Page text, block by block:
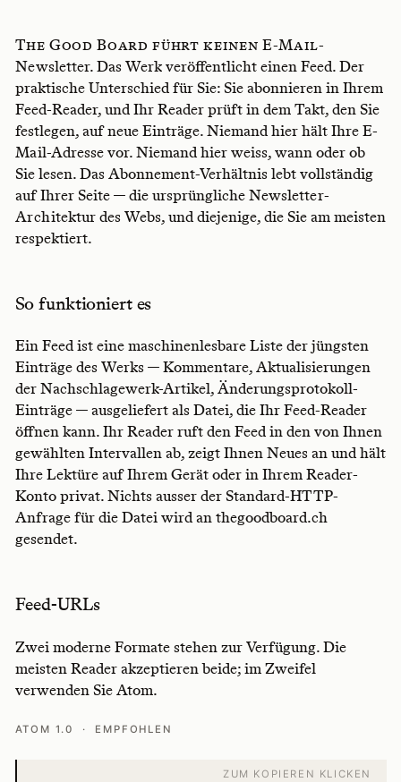
The Good Board führt keinen E-Mail-
Newsletter. Das Werk veröffentlicht einen Feed. Der
praktische Unterschied für Sie: Sie abonnieren in Ihrem
Feed-Reader, und Ihr Reader prüft in dem Takt, den Sie
festlegen, auf neue Einträge. Niemand hier hält Ihre E-
Mail-Adresse vor. Niemand hier weiss, wann oder ob
Sie lesen. Das Abonnement-Verhältnis lebt vollständig
auf Ihrer Seite — die ursprüngliche Newsletter-
Architektur des Webs, und diejenige, die Sie am meisten
respektiert.
So funktioniert es
Ein Feed ist eine maschinenlesbare Liste der jüngsten
Einträge des Werks — Kommentare, Aktualisierungen
der Nachschlagewerk-Artikel, Änderungsprotokoll-
Einträge — ausgeliefert als Datei, die Ihr Feed-Reader
öffnen kann. Ihr Reader ruft den Feed in den von Ihnen
gewählten Intervallen ab, zeigt Ihnen Neues an und hält
Ihre Lektüre auf Ihrem Gerät oder in Ihrem Reader-
Konto privat. Nichts ausser der Standard-HTTP-
Anfrage für die Datei wird an thegoodboard.ch
gesendet.
Feed-URLs
Zwei moderne Formate stehen zur Verfügung. Die
meisten Reader akzeptieren beide; im Zweifel
verwenden Sie Atom.
ATOM 1.0 · EMPFOHLEN
ZUM KOPIEREN KLICKEN